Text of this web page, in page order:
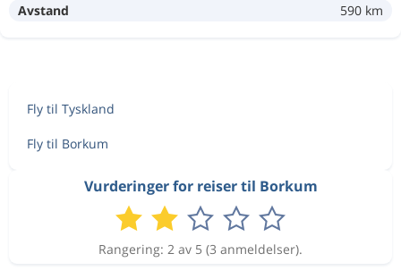
Avstand 590 km
Fly til Tyskland
Fly til Borkum
Vurderinger for reiser til Borkum
Rangering: 2 av 5 (3 anmeldelser).